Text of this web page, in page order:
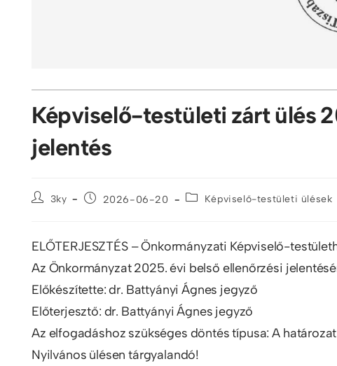
Képviselő-testületi zárt ülés
jelentés
3ky 2026-06-20 Képviselő-testületi ülések
ELŐTERJESZTÉS – Önkormányzati Képviselő-
Az Önkormányzat 2025. évi belső ellenőrzési
Előkészítette: dr. Battyányi Ágnes jegyző
Előterjesztő: dr. Battyányi Ágnes jegyző
Az elfogadáshoz szükséges döntés típusa: A
Nyilvános ülésen tárgyalandó!